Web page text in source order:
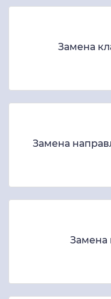
Замена
Замена
Замена